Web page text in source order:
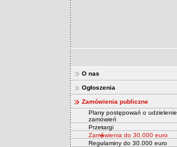
O nas
Ogłoszenia
Zamówienia publiczne
Plany postępowań o udzielenie
zamówień
Przetargi
Zamówienia do 30.000 euro
Regulaminy do 30.000 euro